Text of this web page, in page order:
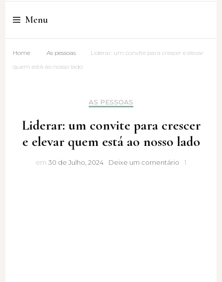
Cristina Amaro
Menu
Home As pessoas
Liderar: um convite para crescer e elevar
quem está ao nosso lado
AS PESSOAS
Liderar: um convite para crescer
e elevar quem está ao nosso lado
em 30 de Julho, 2024 Deixe um comentário Liderar: um
1